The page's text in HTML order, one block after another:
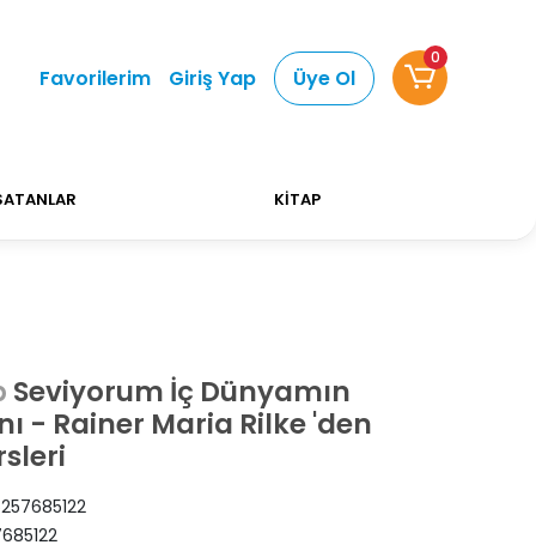
Kargo Ücretsiz! Bizi tercih
Favorilerim Giriş Yap Üye Ol
0
KİTAP
Seviyorum İç Dünyamın
- Rainer Maria Rilke 'den